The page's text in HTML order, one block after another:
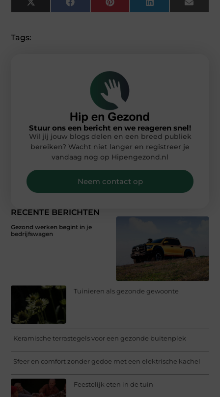
X
(Twitter)
FacebookPinterestLinkedInEmail
Tags:
RECENTE BERICHTEN
Gezond werken begint in je
bedrijfswagen
Tuinieren als gezonde gewoonte
Keramische terrastegels voor een gezonde buitenplek
Sfeer en comfort zonder gedoe met een elektrische kachel
Feestelijk eten in de tuin
Stuur ons een bericht en we reageren snel!
Wil jij jouw blogs delen en een breed publiek
bereiken? Wacht niet langer en registreer je
vandaag nog op Hipengezond.nl
Neem contact op